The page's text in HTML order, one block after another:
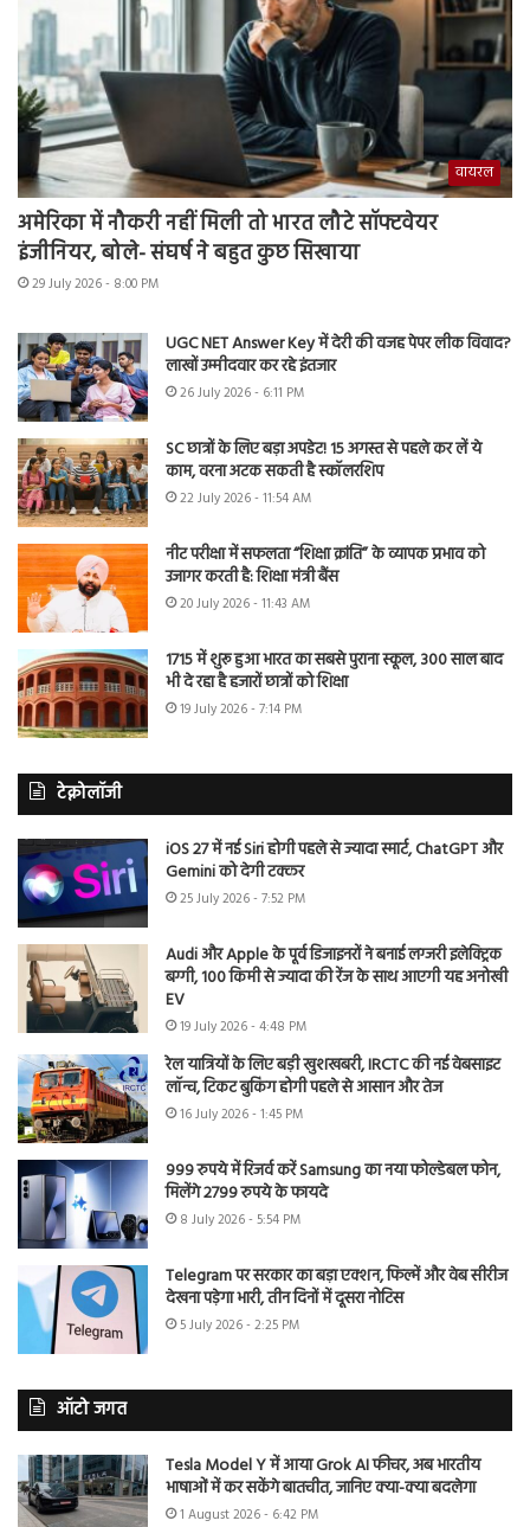
वायरल
अमेरिका में नौकरी नहीं मिली तो भारत लौटे सॉफ्टवेयर
इंजीनियर, बोले- संघर्ष ने बहुत कुछ सिखाया
29 July 2026 - 8:00 PM
UGC NET Answer Key में देरी की वजह पेपर लीक विवाद?
लाखों उम्मीदवार कर रहे इंतजार
26 July 2026 - 6:11 PM
SC छात्रों के लिए बड़ा अपडेट! 15 अगस्त से पहले कर लें ये
काम, वरना अटक सकती है स्कॉलरशिप
22 July 2026 - 11:54 AM
नीट परीक्षा में सफलता “शिक्षा क्रांति” के व्यापक प्रभाव को
उजागर करती है: शिक्षा मंत्री बैंस
20 July 2026 - 11:43 AM
1715 में शुरू हुआ भारत का सबसे पुराना स्कूल, 300 साल बाद
भी दे रहा है हजारों छात्रों को शिक्षा
19 July 2026 - 7:14 PM
टेक्नोलॉजी
iOS 27 में नई Siri होगी पहले से ज्यादा स्मार्ट, ChatGPT और
Gemini को देगी टक्कर
25 July 2026 - 7:52 PM
Audi और Apple के पूर्व डिजाइनरों ने बनाई लग्जरी इलेक्ट्रिक
बग्गी, 100 किमी से ज्यादा की रेंज के साथ आएगी यह अनोखी
EV
19 July 2026 - 4:48 PM
रेल यात्रियों के लिए बड़ी खुशखबरी, IRCTC की नई वेबसाइट
लॉन्च, टिकट बुकिंग होगी पहले से आसान और तेज
16 July 2026 - 1:45 PM
999 रुपये में रिजर्व करें Samsung का नया फोल्डेबल फोन,
मिलेंगे 2799 रुपये के फायदे
8 July 2026 - 5:54 PM
Telegram पर सरकार का बड़ा एक्शन, फिल्में और वेब सीरीज
देखना पड़ेगा भारी, तीन दिनों में दूसरा नोटिस
5 July 2026 - 2:25 PM
ऑटो जगत
Tesla Model Y में आया Grok AI फीचर, अब भारतीय
भाषाओं में कर सकेंगे बातचीत, जानिए क्या-क्या बदलेगा
1 August 2026 - 6:42 PM